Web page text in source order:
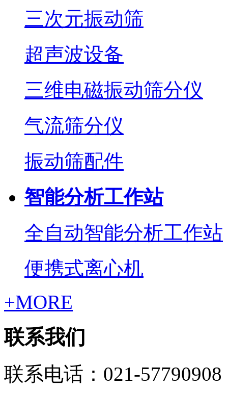
三次元振动筛
超声波设备
三维电磁振动筛分仪
气流筛分仪
振动筛配件
智能分析工作站
全自动智能分析工作站
便携式离心机
+MORE
联系我们
联系电话：021-57790908